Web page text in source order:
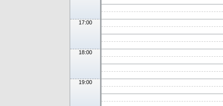
17:00
18:00
19:00